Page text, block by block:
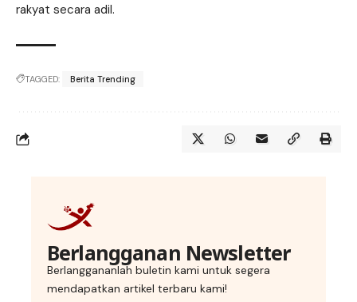
rakyat secara adil.
TAGGED: Berita Trending
Berlangganan Newsletter
Berlanggananlah buletin kami untuk segera
mendapatkan artikel terbaru kami!